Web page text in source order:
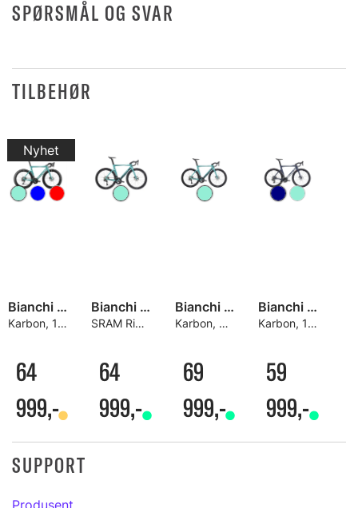
SPØRSMÅL OG SVAR
TILBEHØR
Bianchi Oltre Comp Landeveissykkel
Karbon, 105 Di2 2x12, Bianchi hjul
64
999,-
Bianchi Oltre Comp Landeveissykkel
SRAM Rival AXS E1 2x12
64
999,-
Bianchi Oltre Comp Landeveissykkel
Karbon, Ultegra Di2 2x12, Velomann hjul
69
999,-
Bianchi Oltre Comp Landeveissykkel
Karbon, 105 Di2 2x12, Velomann hjul
59
999,-
SUPPORT
Produsent